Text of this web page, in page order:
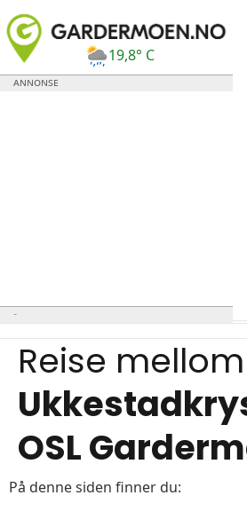
19,8° C
Reise mellom
OSL
På denne siden finner du: